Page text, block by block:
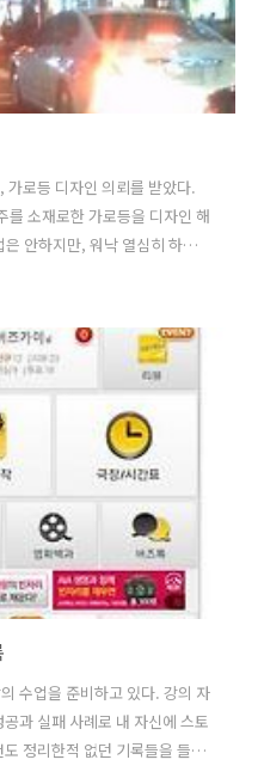
로등 디자인 의뢰를 받았다.
를 소재로한 가로등을 디자인 해
안하지만, 워낙 열심히 하시는
게되었다. 해서, 자유디자인 하
: 디자인 하려면 가로등 구조와
가로등은 문화적 의미가 전혀
로등이었다. 이에, 부식에 강한
각하게 되었고, -다음은 디자
하여, 부채를 소재로 한두군..
수업을 준비하고 있다. 강의 자
과 실패 사례로 내 자신에 스토
정리한적 없던 기록들을 들추